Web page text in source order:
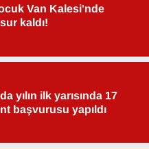
Van Kalesi'nde
kaldı!
yılın ilk yarısında 17
başvurusu yapıldı